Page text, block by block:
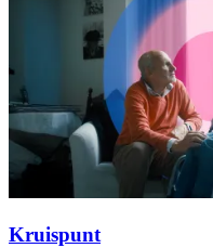
Kruispunt